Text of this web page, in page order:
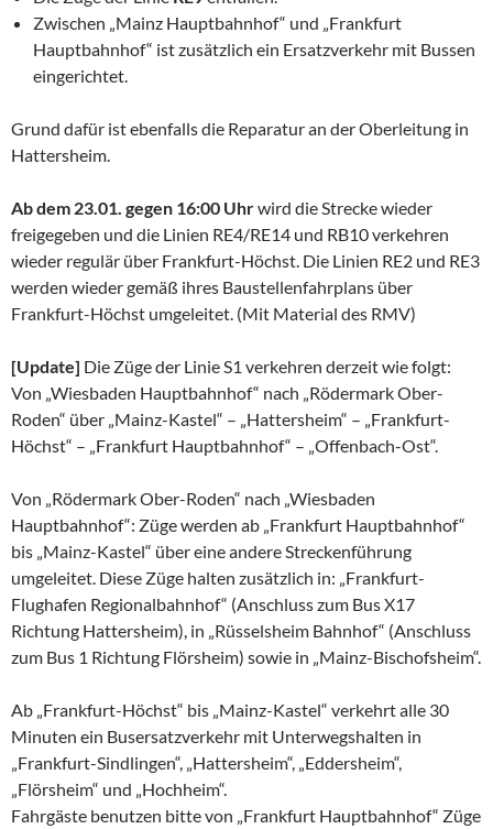
Zwischen „Mainz Hauptbahnhof“ und „Frankfurt
Hauptbahnhof“ ist zusätzlich ein Ersatzverkehr mit Bussen
eingerichtet.
Grund dafür ist ebenfalls die Reparatur an der Oberleitung in
Hattersheim.
Ab dem 23.01. gegen 16:00 Uhrwird die Strecke wieder
freigegeben und die Linien RE4/RE14 und RB10 verkehren
wieder regulär über Frankfurt-Höchst. Die Linien RE2 und RE3
werden wieder gemäß ihres Baustellenfahrplans über
Frankfurt-Höchst umgeleitet. (Mit Material des RMV)
[Update] Die Züge der Linie S1 verkehren derzeit wie folgt:
Von „Wiesbaden Hauptbahnhof“ nach „Rödermark Ober-
Roden“ über „Mainz-Kastel“ – „Hattersheim“ – „Frankfurt-
Höchst“ – „Frankfurt Hauptbahnhof“ – „Offenbach-Ost“.
Von „Rödermark Ober-Roden“ nach „Wiesbaden
Hauptbahnhof“: Züge werden ab „Frankfurt Hauptbahnhof“
bis „Mainz-Kastel“ über eine andere Streckenführung
umgeleitet. Diese Züge halten zusätzlich in: „Frankfurt-
Flughafen Regionalbahnhof“ (Anschluss zum Bus X17
Richtung Hattersheim), in „Rüsselsheim Bahnhof“ (Anschluss
zum Bus 1 Richtung Flörsheim) sowie in „Mainz-Bischofsheim“.
Ab „Frankfurt-Höchst“ bis „Mainz-Kastel“ verkehrt alle 30
Minuten ein Busersatzverkehr mit Unterwegshalten in
„Frankfurt-Sindlingen“, „Hattersheim“, „Eddersheim“,
„Flörsheim“ und „Hochheim“.
Fahrgäste benutzen bitte von „Frankfurt Hauptbahnhof“ Züge